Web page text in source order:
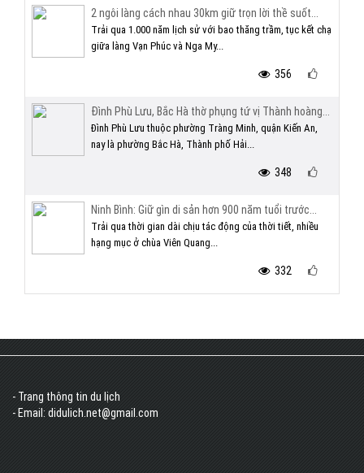
2 ngôi làng cách nhau 30km giữ trọn lời thề suốt...
Trải qua 1.000 năm lịch sử với bao thăng trầm, tục kết chạ
giữa làng Vạn Phúc và Nga My...
356
Đình Phù Lưu, Bắc Hà thờ phụng tứ vị Thành hoàng...
Đình Phù Lưu thuộc phường Tràng Minh, quận Kiến An,
nay là phường Bắc Hà, Thành phố Hải...
348
Ninh Bình: Giữ gìn di sản hơn 900 năm tuổi trước...
Trải qua thời gian dài chịu tác động của thời tiết, nhiều
hạng mục ở chùa Viên Quang...
332
- Trang thông tin du lịch
- Email: didulich.net@gmail.com